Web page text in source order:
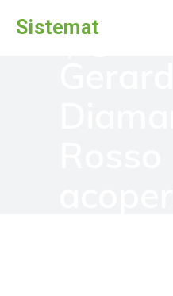
SistematȚiglă